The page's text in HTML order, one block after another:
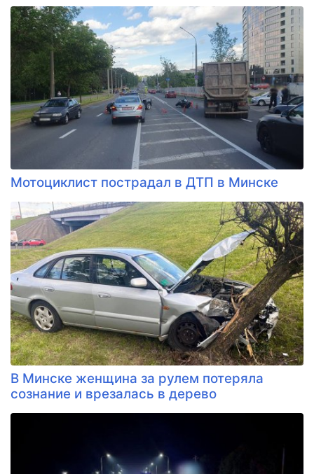
Мотоциклист пострадал в ДТП в Минске
В Минске женщина за рулем потеряла
сознание и врезалась в дерево